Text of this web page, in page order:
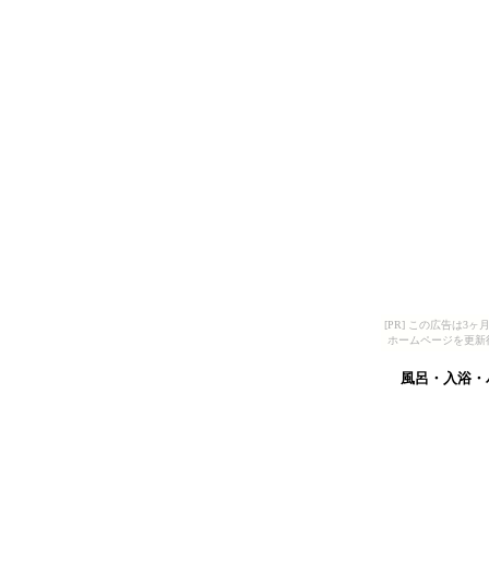
[PR] この広告は3ヶ
ホームページを更
風呂・入浴